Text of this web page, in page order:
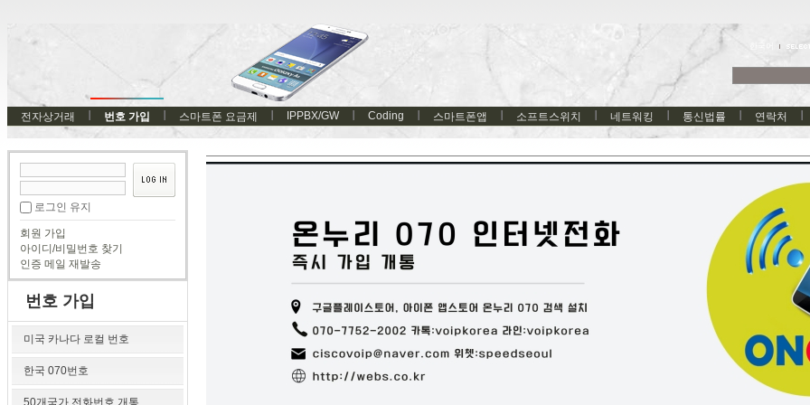
전자상거래 번호 가입 스마트폰 요금제 IPPBX/GW Coding 스마트폰앱 소프트스위치 네트워킹 통신법률 연락처
로그인 유지
회원 가입
아이디/비밀번호 찾기
인증 메일 재발송
번호 가입
미국 카나다 로컬 번호
한국 070번호
50개국가 전화번호 개통